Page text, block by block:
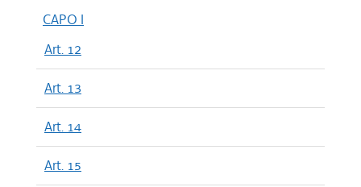
CAPO I
Art. 12
Art. 13
Art. 14
Art. 15